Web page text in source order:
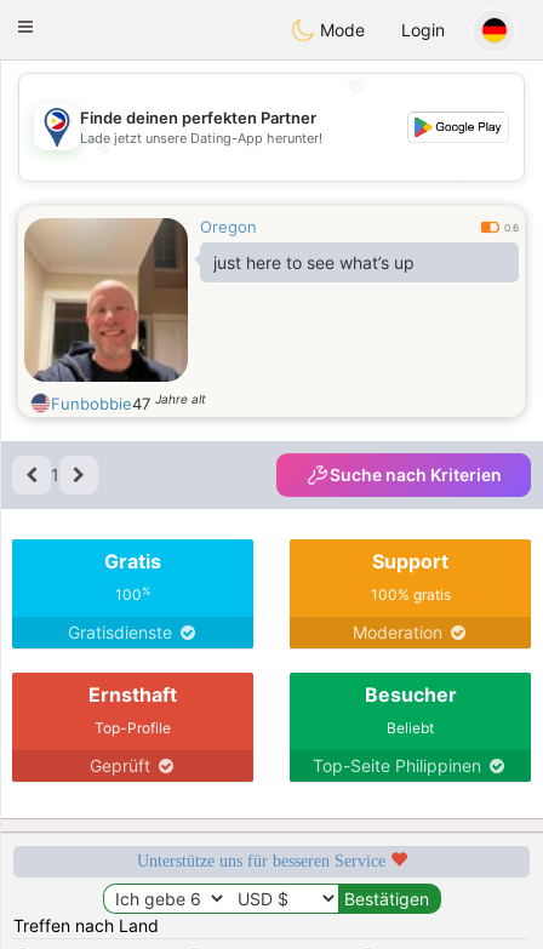
Philippines Chat
Toggle
Mode Login
💖
💕
Finde deinen perfekten Partner
Lade jetzt unsere Dating-App herunter!
Oregon 0.6
just here to see what’s up
Funbobbie47 Jahre alt
1 Suche nach Kriterien
Gratis
100%
Gratisdienste
Support
100% gratis
Moderation
Ernsthaft
Top-Profile
Geprüft
Besucher
Beliebt
Top-Seite Philippinen
Unterstütze uns für besseren Service
Treffen nach Land